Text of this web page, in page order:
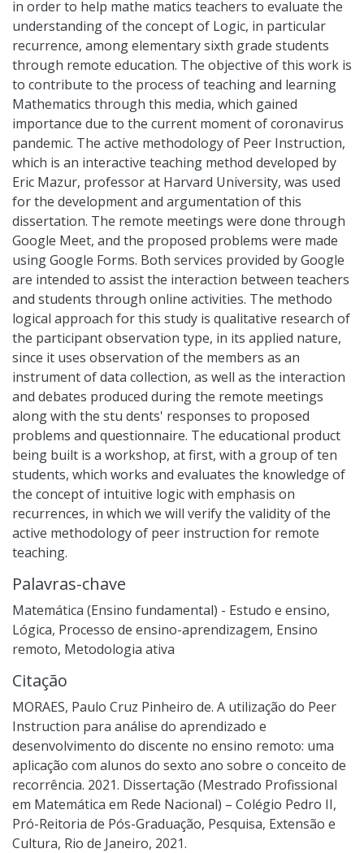
in order to help mathe matics teachers to evaluate the
understanding of the concept of Logic, in particular
recurrence, among elementary sixth grade students
through remote education. The objective of this work is
to contribute to the process of teaching and learning
Mathematics through this media, which gained
importance due to the current moment of coronavirus
pandemic. The active methodology of Peer Instruction,
which is an interactive teaching method developed by
Eric Mazur, professor at Harvard University, was used
for the development and argumentation of this
dissertation. The remote meetings were done through
Google Meet, and the proposed problems were made
using Google Forms. Both services provided by Google
are intended to assist the interaction between teachers
and students through online activities. The methodo
logical approach for this study is qualitative research of
the participant observation type, in its applied nature,
since it uses observation of the members as an
instrument of data collection, as well as the interaction
and debates produced during the remote meetings
along with the stu dents' responses to proposed
problems and questionnaire. The educational product
being built is a workshop, at first, with a group of ten
students, which works and evaluates the knowledge of
the concept of intuitive logic with emphasis on
recurrences, in which we will verify the validity of the
active methodology of peer instruction for remote
teaching.
Palavras-chave
Matemática (Ensino fundamental) - Estudo e ensino,
Lógica, Processo de ensino-aprendizagem, Ensino
remoto, Metodologia ativa
Citação
MORAES, Paulo Cruz Pinheiro de. A utilização do Peer
Instruction para análise do aprendizado e
desenvolvimento do discente no ensino remoto: uma
aplicação com alunos do sexto ano sobre o conceito de
recorrência. 2021. Dissertação (Mestrado Profissional
em Matemática em Rede Nacional) – Colégio Pedro II,
Pró-Reitoria de Pós-Graduação, Pesquisa, Extensão e
Cultura, Rio de Janeiro, 2021.